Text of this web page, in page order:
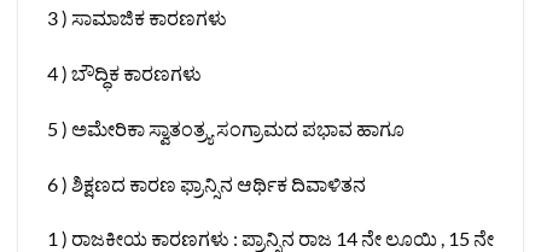
3 ) ಸಾಮಾಜಿಕ ಕಾರಣಗಳು
4 ) ಬೌದ್ಧಿಕ ಕಾರಣಗಳು
5 ) ಅಮೇರಿಕಾ ಸ್ವಾತಂತ್ರ್ಯ ಸಂಗ್ರಾಮದ ಪಭಾವ ಹಾಗೂ
6 ) ಶಿಕ್ಷಣದ ಕಾರಣ ಫ್ರಾನ್ಸಿನ ಆರ್ಥಿಕ ದಿವಾಳಿತನ
1 ) ರಾಜಕೀಯ ಕಾರಣಗಳು : ಪ್ರಾನ್ಸಿನ ರಾಜ 14 ನೇ ಲೂಯಿ , 15 ನೇ